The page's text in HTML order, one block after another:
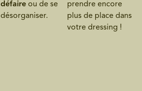
défaireou de se
désorganiser.
prendre encore
plus de place dans
votre dressing !